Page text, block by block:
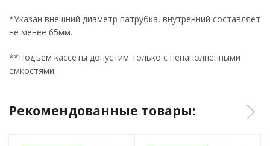
*Указан внешний диаметр патрубка, внутренний составляет
не менее 65мм.
**Подъем кассеты допустим только с ненаполненными
емкостями.
Рекомендованные товары: